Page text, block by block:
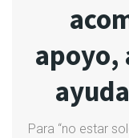
apoyo,
Para “no estar